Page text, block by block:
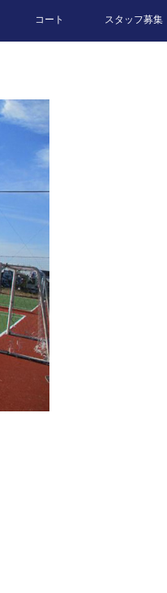
コート スタッフ募集